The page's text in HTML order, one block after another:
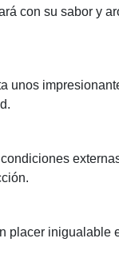
con su sabor y
unos
placer inigualable